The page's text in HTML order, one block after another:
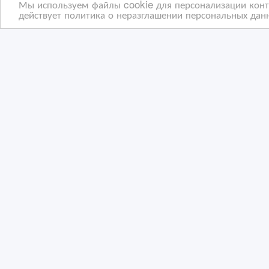
Мы используем файлы cookie для персонализации
действует политика о неразглашении персональных